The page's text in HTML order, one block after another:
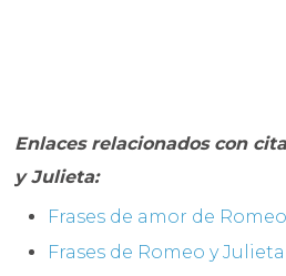
Enlaces relacionados con
y Julieta:
Frases de amor de
Frases de Romeo y Julieta